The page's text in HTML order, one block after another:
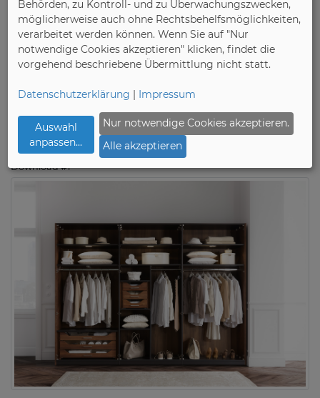
Wohnkollektionen
Bild 3:Auch im Flur gibt es individuelle
Massivholzmöbel, die auf sie und ihn zugeschnitten
Mehr Informationen über Massivholzmöbel gibt es
unterwww.pro-massivholz.de.
Download #1
Behörden, zu Kontroll- und zu Überwachungszwecken,
möglicherweise auch ohne Rechtsbehelfsmöglichkeiten,
verarbeitet werden können. Wenn Sie auf "Nur
notwendige Cookies akzeptieren" klicken, findet die
vorgehend beschriebene Übermittlung nicht statt.
Datenschutzerklärung | Impressum
Auswahl
anpassen...
Nur notwendige Cookies akzeptieren.
Alle akzeptieren